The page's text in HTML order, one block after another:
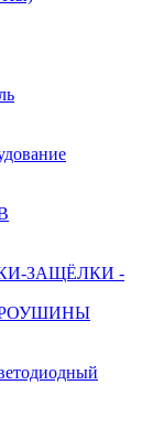
ЗАЩЁЛКИ -